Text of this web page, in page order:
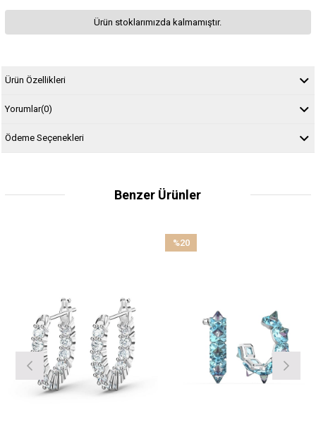
Ürün stoklarımızda kalmamıştır.
Ürün Özellikleri
Yorumlar(0)
Ödeme Seçenekleri
Benzer Ürünler
%20